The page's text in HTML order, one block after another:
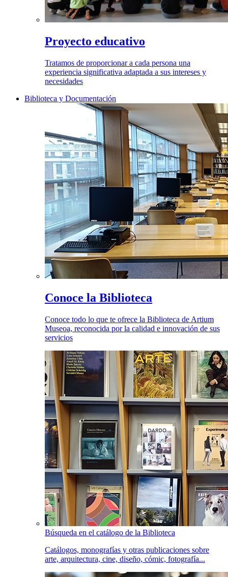
Proyecto educativo
Tratamos de proporcionar a cada persona una
experiencia significativa adaptada a sus intereses y
necesidades
Biblioteca y Documentación
Conoce la Biblioteca
Conoce todo lo que te ofrece la Biblioteca de Artium
Museoa, reconocida por la calidad e innovación de sus
servicios
Búsqueda en el catálogo de la Biblioteca
Catálogos, monografías y otras publicaciones sobre
arte, arquitectura, cine, diseño, cómic, fotografía...